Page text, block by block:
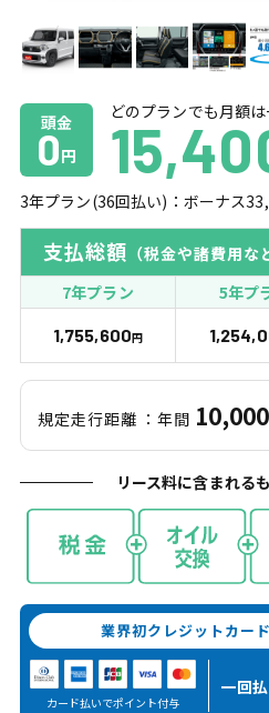
頭金
0円
どのプランでも月額は
3年プラン(36回払い)：ボーナス
支払総額 （税金や諸費用な
7年プラン
5年プ
1,755,600円
規定走行距離 ：年間 10,000
リース料に含まれる
業界初クレジットカー
カード払いでポイント付与
一回